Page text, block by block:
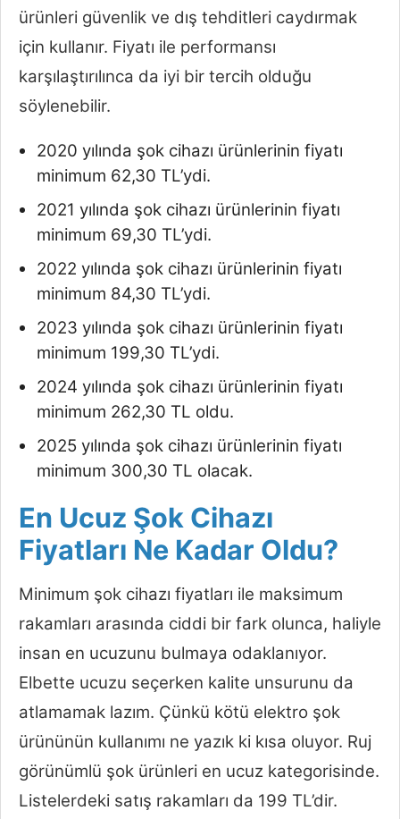
ürünleri güvenlik ve dış tehditleri caydırmak
için kullanır. Fiyatı ile performansı
karşılaştırılınca da iyi bir tercih olduğu
söylenebilir.
2020 yılında şok cihazı ürünlerinin fiyatı
minimum 62,30 TL’ydi.
2021 yılında şok cihazı ürünlerinin fiyatı
minimum 69,30 TL’ydi.
2022 yılında şok cihazı ürünlerinin fiyatı
minimum 84,30 TL’ydi.
2023 yılında şok cihazı ürünlerinin fiyatı
minimum 199,30 TL’ydi.
2024 yılında şok cihazı ürünlerinin fiyatı
minimum 262,30 TL oldu.
2025 yılında şok cihazı ürünlerinin fiyatı
minimum 300,30 TL olacak.
En Ucuz Şok Cihazı
Fiyatları Ne Kadar Oldu?
Minimum şok cihazı fiyatları ile maksimum
rakamları arasında ciddi bir fark olunca, haliyle
insan en ucuzunu bulmaya odaklanıyor.
Elbette ucuzu seçerken kalite unsurunu da
atlamamak lazım. Çünkü kötü elektro şok
ürününün kullanımı ne yazık ki kısa oluyor. Ruj
görünümlü şok ürünleri en ucuz kategorisinde.
Listelerdeki satış rakamları da 199 TL’dir.